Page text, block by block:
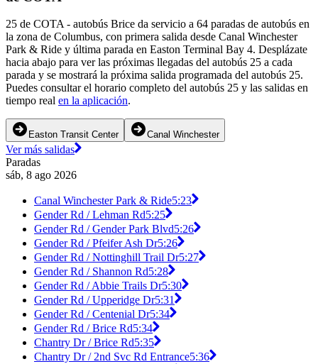
25 de COTA - autobús Brice da servicio a 64 paradas de autobús en
la zona de Columbus, con primera salida desde Canal Winchester
Park & Ride y última parada en Easton Terminal Bay 4. Desplázate
hacia abajo para ver las próximas llegadas del autobús 25 a cada
parada y se mostrará la próxima salida programada del autobús 25.
Puedes consultar el horario completo del autobús 25 y las salidas en
tiempo real en la aplicación.
Easton Transit Center Canal Winchester
Ver más salidas
Paradas
sáb, 8 ago 2026
Canal Winchester Park & Ride5:23
Gender Rd / Lehman Rd5:25
Gender Rd / Gender Park Blvd5:26
Gender Rd / Pfeifer Ash Dr5:26
Gender Rd / Nottinghill Trail Dr5:27
Gender Rd / Shannon Rd5:28
Gender Rd / Abbie Trails Dr5:30
Gender Rd / Upperidge Dr5:31
Gender Rd / Centenial Dr5:34
Gender Rd / Brice Rd5:34
Chantry Dr / Brice Rd5:35
Chantry Dr / 2nd Svc Rd Entrance5:36